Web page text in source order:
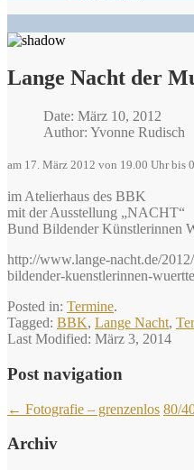
Lange Nacht der
Date: März 10, 2012
Author: Yvonne Rudisch
am 17. März 2012 von 19.00 Uhr bis
im Atelierhaus des BBK
mit der Ausstellung „NACHT“
Bund Bildender Künstlerinnen
http://www.lange-nacht.de/
bildender-kuenstlerinnen-
Posted in: Termine.
Tagged: BBK, Lange Nacht,
Last Modified: März 3, 2014
Post navigation
← Fotografie – grenzenlos 80/
Archiv